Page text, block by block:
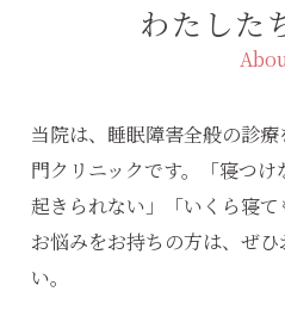
わたした
当院は、睡眠障害全般の診
門クリニックです。「寝つ
起きられない」「いくら寝
お悩みをお持ちの方は、ぜ
い。